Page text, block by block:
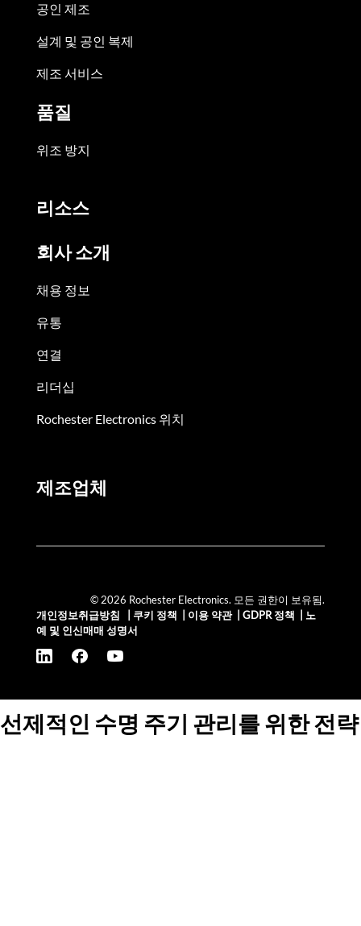
공인 제조
설계 및 공인 복제
제조 서비스
품질
위조 방지
리소스
회사 소개
채용 정보
유통
연결
리더십
Rochester Electronics 위치
제조업체
© 2026 Rochester Electronics. 모든 권한이 보유됨.
개인정보취급방침
쿠키 정책 이용 약관| GDPR 정책
노
예 및 인신매매 성명서
선제적인 수명 주기 관리를 위한 전략